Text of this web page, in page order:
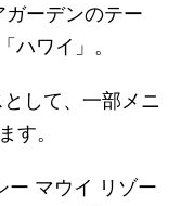
ーデンのテー
ハワイ」。
して、一部メニ
す。
ー マウイ リゾー